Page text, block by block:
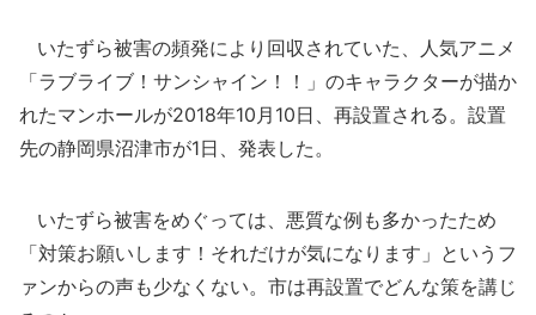
いたずら被害の頻発により回収されていた、人気アニメ
「ラブライブ！サンシャイン！！」のキャラクターが描か
れたマンホールが2018年10月10日、再設置される。設置
先の静岡県沼津市が1日、発表した。
いたずら被害をめぐっては、悪質な例も多かったため
「対策お願いします！それだけが気になります」というフ
ァンからの声も少なくない。市は再設置でどんな策を講じ